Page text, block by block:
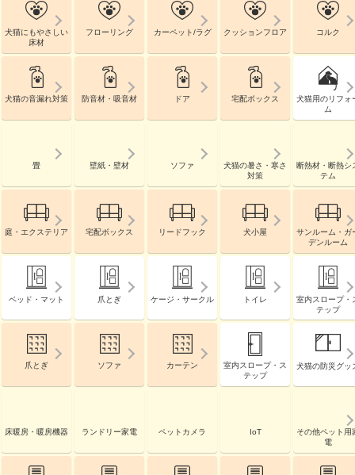
犬猫にもやさしい
床材
フローリング カーペット/ラグ クッションフロア コルク
犬猫の音漏れ対策 防音材・吸音材 ドア 宅配ボックス
犬猫用のリフォ
ム
畳 壁紙・壁材 ソファ
犬猫の暑さ・寒さ
対策
断熱材・断熱シ
テム
庭・エクステリア 宅配ボックス リードフック 犬小屋
サンルーム・ガ
デンルーム
ベッド・マット 爪とぎ ケージ・サークル トイレ
室内スロープ・
テップ
爪とぎ ソファ カーテン
室内スロープ・ス
テップ
犬猫の防災グッ
床暖房・暖房機器 ランドリー家電 ペットカメラ IoT
その他ペット用
電